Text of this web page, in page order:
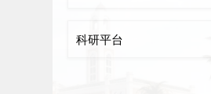
科研平台